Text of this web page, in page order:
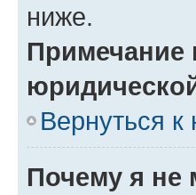
ниже.
Примечание
Вернуться к
Почему я не